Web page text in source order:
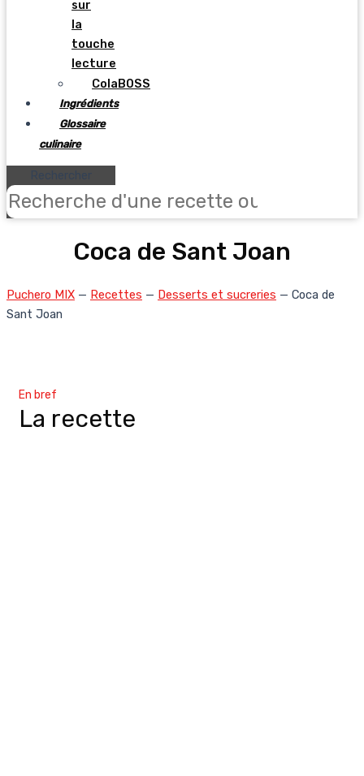
sur
la
touche
lecture
ColaBOSS
Ingrédients
Glossaire
culinaire
Rechercher
Coca de Sant Joan
Puchero MIX — Recettes — Desserts et sucreries — Coca de
Sant Joan
En bref
La recette